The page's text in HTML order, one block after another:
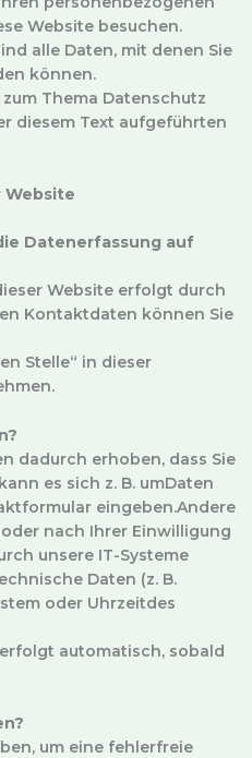
Website besuchen.
alle Daten, mit denen Sie
können.
Thema Datenschutz
diesem Text aufgeführten
Website
Datenerfassung auf
Website erfolgt durch
Kontaktdaten können Sie
Stelle“ in dieser
dadurch erhoben, dass Sie
es sich z. B. umDaten
eingeben.Andere
nach Ihrer Einwilligung
unsere IT-Systeme
Daten (z. B.
oder Uhrzeitdes
automatisch, sobald
um eine fehlerfreie